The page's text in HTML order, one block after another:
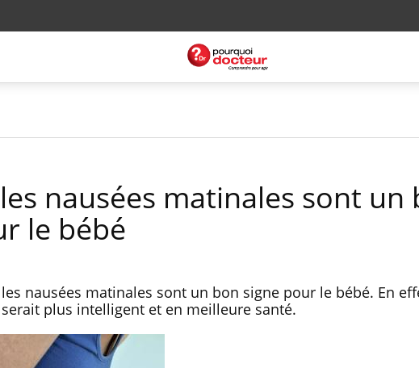
nausées matinales sont un
le bébé
nausées matinales sont un bon signe pour le bébé. En
plus intelligent et en meilleure santé.